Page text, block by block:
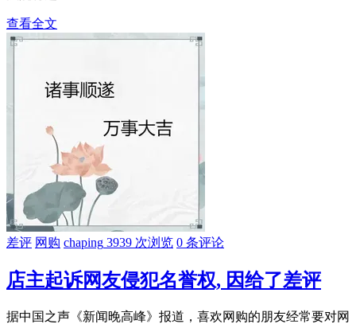
查看全文
差评 网购 chaping 3939 次浏览 0 条评论
店主起诉网友侵犯名誉权, 因给了差评
据中国之声《新闻晚高峰》报道，喜欢网购的朋友经常要对网